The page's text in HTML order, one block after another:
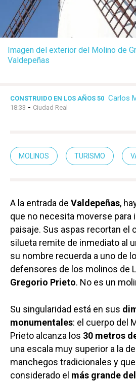
Imagen del exterior del Molino de
Valdepeñas
CONSTRUIDO EN LOS AÑOS 50 Carlos
18:33 - Ciudad Real
MOLINOS TURISMO
A la entrada de Valdepeñas,
que no necesita moverse para
paisaje. Sus aspas recortan el
silueta remite de inmediato al
su nombre recuerda a uno de
defensores de los molinos de
Gregorio Prieto. No es un
Su singularidad está en sus
monumentales: el cuerpo del
Prieto alcanza los 30 metros
una escala muy superior a la
manchegos tradicionales y
considerado el más grande